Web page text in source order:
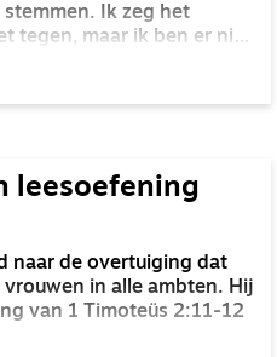
Ik zeg het
tegen, maar ik ben er niet
het op grond van de
bij mij wel wat barstjes
dit artikel eens nader
leesoefening
naar de overtuiging dat
in alle ambten. Hij
van 1 Timoteüs 2:11-12